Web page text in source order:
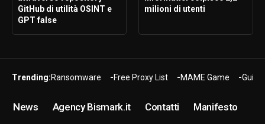
GitHub di utilità OSINT e
GPT false
milioni di utenti
Trending:Ransomware Free Proxy List MAME Game Guide
News Agency Bismark.it Contatti Manifesto